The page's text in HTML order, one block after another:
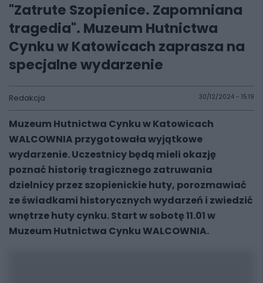
"Zatrute Szopienice. Zapomniana
tragedia". Muzeum Hutnictwa
Cynku w Katowicach zaprasza na
specjalne wydarzenie
Redakcja 30/12/2024 - 15:19
Muzeum Hutnictwa Cynku w Katowicach
WALCOWNIA przygotowała wyjątkowe
wydarzenie. Uczestnicy będą mieli okazję
poznać historię tragicznego zatruwania
dzielnicy przez szopienickie huty, porozmawiać
ze świadkami historycznych wydarzeń i zwiedzić
wnętrze huty cynku. Start w sobotę 11.01 w
Muzeum Hutnictwa Cynku WALCOWNIA.